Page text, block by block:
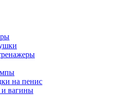
на пенис
и вагины